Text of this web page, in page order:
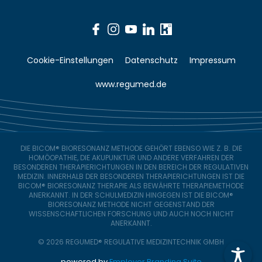
Cookie-Einstellungen Datenschutz Impressum
www.regumed.de
DIE BICOM® BIORESONANZ METHODE GEHÖRT EBENSO WIE Z. B. DIE
HOMÖOPATHIE, DIE AKUPUNKTUR UND ANDERE VERFAHREN DER
BESONDEREN THERAPIERICHTUNGEN IN DEN BEREICH DER REGULATIVEN
MEDIZIN. INNERHALB DER BESONDEREN THERAPIERICHTUNGEN IST DIE
BICOM® BIORESONANZ THERAPIE ALS BEWÄHRTE THERAPIEMETHODE
ANERKANNT. IN DER SCHULMEDIZIN HINGEGEN IST DIE BICOM®
BIORESONANZ METHODE NICHT GEGENSTAND DER
WISSENSCHAFTLICHEN FORSCHUNG UND AUCH NOCH NICHT
ANERKANNT.
© 2026 REGUMED® REGULATIVE MEDIZINTECHNIK GMBH